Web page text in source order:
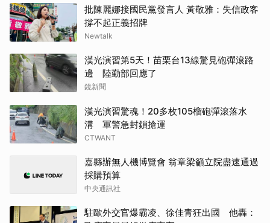
批陳麗娜接國民黨發言人 黃敬雅：失信政客
撐不起正義招牌
Newtalk
漢光演習第5天！苗栗台13線驚見砲彈滾路
邊 陸勤部回應了
鏡新聞
漢光演習驚魂！20多枚105榴砲彈滾落水
溝 軍警急封鎖搶運
CTWANT
嘉縣辦無人機博覽會 翁章梁籲立院盡速通過
採購預算
中央通訊社
駐歐外交官爆霸凌、徐佳青狂出國 他轟：